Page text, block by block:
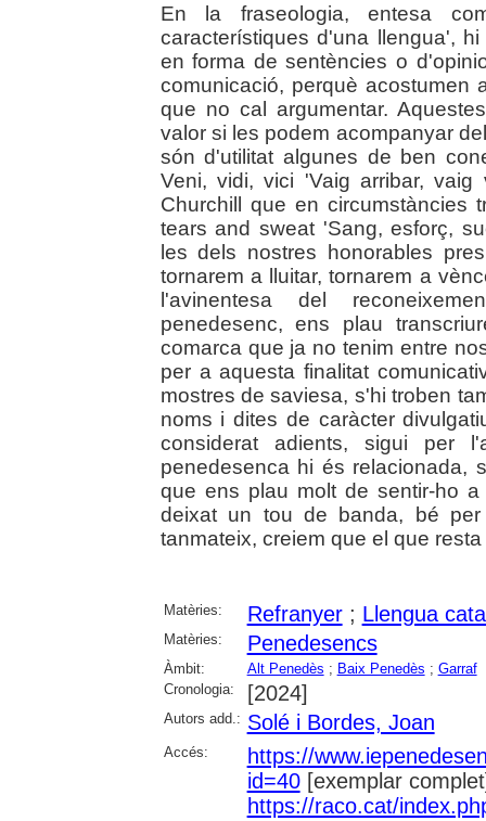
En la fraseologia, entesa
característiques d'una llengua',
en forma de sentències o
comunicació, perquè acostumen
que no cal argumentar.
valor si les podem acompanyar
són d'utilitat algunes de ben
Veni, vidi, vici 'Vaig arribar,
Churchill que en circumstàncies
tears and sweat 'Sang, esforç,
les dels nostres honorables
tornarem a lluitar, tornarem a
l'avinentesa del
penedesenc, ens plau
comarca que ja no tenim entre
per a aquesta finalitat
mostres de saviesa, s'hi troben
noms i dites de caràcter
considerat adients, sigui per
penedesenca hi és relacionada,
que ens plau molt de sentir-ho
deixat un tou de banda, bé
tanmateix, creiem que el que
Matèries: Refranyer; Llengua
Matèries: Penedesencs
Àmbit: Alt Penedès ; Baix Penedès ; Garraf
Cronologia:
[2024]
Autors add.: Solé i Bordes, Joan
Accés:
https://
id=40[exemplar
https://raco.cat/